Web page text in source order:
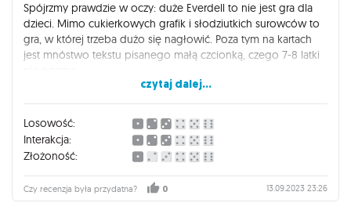
Spójrzmy prawdzie w oczy: duże Everdell to nie jest gra dla
dzieci. Mimo cukierkowych grafik i słodziutkich surowców to
gra, w której trzeba dużo się nagłowić. Poza tym na kartach
jest mnóstwo tekstu pisanego małą czcionką, czego 7-8 latki
No i teraz jest Everdell, które poprostu lubi się z dziećmi. Moje
Małe Everdell. Karty są piękne i czytelne, zasady proste, ale nie
prostackie. Gra jest szybka, łatwa do wytłumaczenia. Nie ma tu
negatywnej interakcji. Wysyłasz pracownika po surowiec i
kupujesz kartę. Dzieci uczą się mechaniki worker placement i
tableu building. Muszą kontrolować swoje miasteczko, by
kupować takie karty, które przyniosą im najwięcej punktów.
Ścigają się o bonusy, kto pierwszy ten lepiej zapunktuje na
czytaj dalej...
Losowość:
Interakcja:
Złożoność:
Czy recenzja była przydatna? 0 13.09.2023 23:26